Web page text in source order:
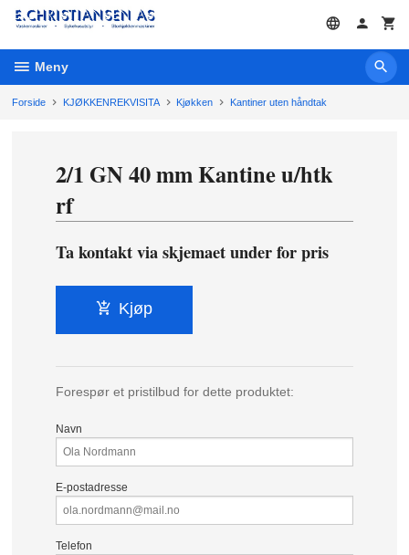
Gå
innholdet
Meny
Forside KJØKKENREKVISITA Kjøkken Kantiner uten håndtak
2/1 GN 40 mm Kantine u/htk
rf
Ta kontakt via skjemaet under for pris
Kjøp
Forespør et pristilbud for dette produktet:
Navn
E-postadresse
Telefon